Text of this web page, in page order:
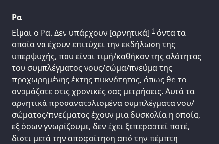
Ρα
Είμαι ο Ρα. Δεν υπάρχουν [αρνητικά] 1 όντα τα
οποία να έχουν επιτύχει την εκδήλωση της
υπερψυχής, που είναι τιμή/καθήκον της ολότητας
του συμπλέγματος νους/σώμα/πνεύμα της
προχωρημένης έκτης πυκνότητας, όπως θα το
ονομάζατε στις χρονικές σας μετρήσεις. Αυτά τα
αρνητικά προσανατολισμένα συμπλέγματα νου/
σώματος/πνεύματος έχουν μια δυσκολία η οποία,
εξ όσων γνωρίζουμε, δεν έχει ξεπεραστεί ποτέ,
διότι μετά την αποφοίτηση από την πέμπτη